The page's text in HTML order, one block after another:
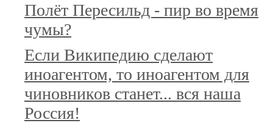
Полёт Пересильд - пир во время
чумы?
Если Википедию сделают
иноагентом, то иноагентом для
чиновников станет... вся наша
Россия!